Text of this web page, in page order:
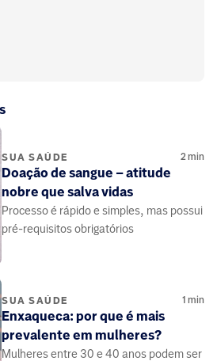
SUA SAÚDE 2min
Doação de sangue – atitude
nobre que salva vidas
Processo é rápido e simples, mas possui
pré-requisitos obrigatórios
SUA SAÚDE 1 min
Enxaqueca: por que é mais
prevalente em mulheres?
Mulheres entre 30 e 40 anos podem ser